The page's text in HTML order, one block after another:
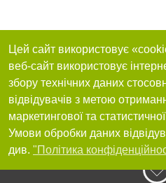
Цей сайт використовує
веб-сайт використовує
збору технічних даних
відвідувачів з метою
маркетингової та
Умови обробки даних
див. "Політика